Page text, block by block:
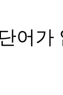
어가